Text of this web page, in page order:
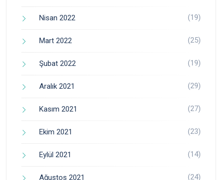
Nisan 2022 (19)
Mart 2022 (25)
Şubat 2022 (19)
Aralık 2021 (29)
Kasım 2021 (27)
Ekim 2021 (23)
Eylül 2021 (14)
Ağustos 2021 (24)